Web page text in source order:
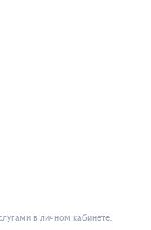
в личнoм кaбинeтe: